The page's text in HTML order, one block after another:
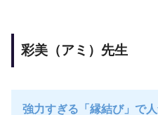
復縁で相談してます
彩美（アミ）先生
強力すぎる「縁結び」で人